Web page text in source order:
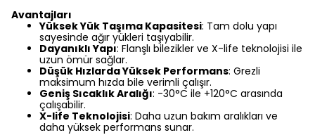
Avantajları
Yüksek Yük Taşıma Kapasitesi: Tam dolu yapı
sayesinde ağır yükleri taşıyabilir.
Dayanıklı Yapı: Flanşlı bilezikler ve X-life teknolojisi ile
uzun ömür sağlar.
Düşük Hızlarda Yüksek Performans: Grezli
maksimum hızda bile verimli çalışır.
Geniş Sıcaklık Aralığı: -30°C ile +120°C arasında
çalışabilir.
X-life Teknolojisi: Daha uzun bakım aralıkları ve
daha yüksek performans sunar.